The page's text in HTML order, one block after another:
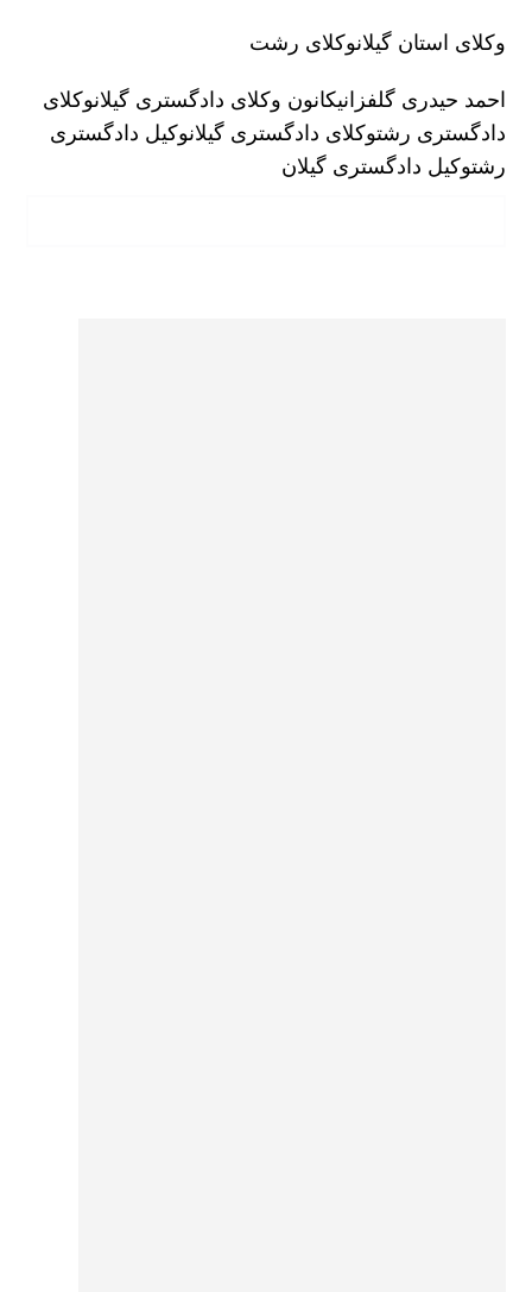
وکلای استان گیلانوکلای رشت
احمد حیدری گلفزانیکانون وکلای دادگستری گیلانوکلای
دادگستری رشتوکلای دادگستری گیلانوکیل دادگستری
رشتوکیل دادگستری گیلان